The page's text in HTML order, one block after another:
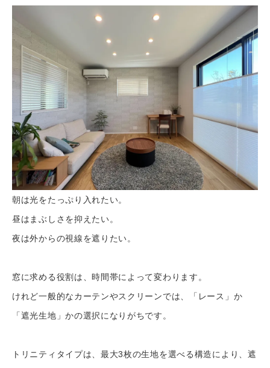
朝は光をたっぷり入れたい。
昼はまぶしさを抑えたい。
夜は外からの視線を遮りたい。
窓に求める役割は、時間帯によって変わります。
けれど一般的なカーテンやスクリーンでは、「レース」か
「遮光生地」かの選択になりがちです。
トリニティタイプは、最大3枚の生地を選べる構造により、遮